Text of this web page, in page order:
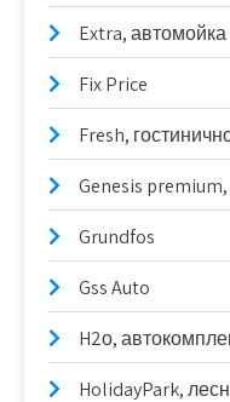
Extra, автомойка
Fix Price
Fresh,
Genesis
Grundfos
Gss Auto
H2о,
HolidayPark,